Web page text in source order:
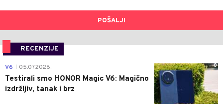
POŠALJI
RECENZIJE
0
V6 05.07.2026.
Testirali smo HONOR Magic V6: Magično
izdržljiv, tanak i brz